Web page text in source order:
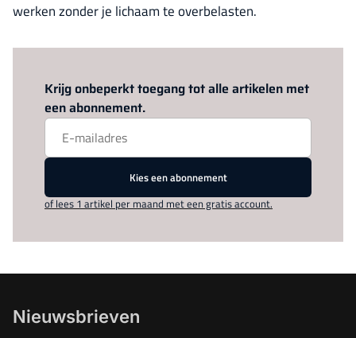
werken zonder je lichaam te overbelasten.
Krijg onbeperkt toegang tot alle artikelen met
een abonnement.
Kies een abonnement
of lees 1 artikel per maand met een gratis account.
Nieuwsbrieven